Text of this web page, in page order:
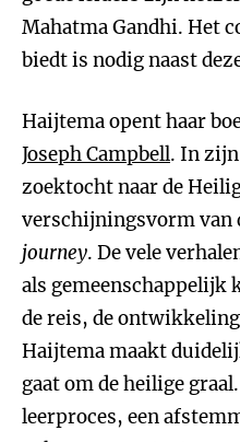
Mahatma Gandhi. Het
biedt is nodig naast
Haijtema opent haar
Joseph Campbell. In
zoektocht naar de
verschijningsvorm van
journey. De vele
als gemeenschappelijk
de reis, de ontwikkeling
Haijtema maakt
gaat om de heilige
leerproces, een